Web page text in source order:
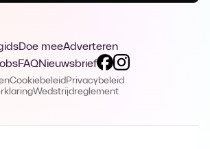
Doe meeAdverteren
FAQNieuwsbrief
Cookiebeleid Privacybeleid
Wedstrijdreglement